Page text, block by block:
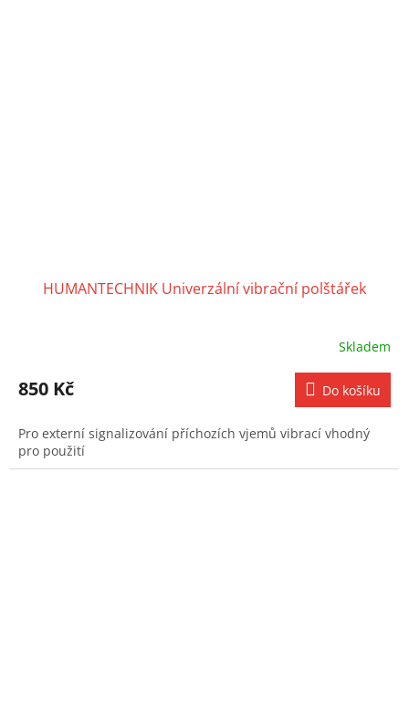
HUMANTECHNIK Univerzální vibrační polštářek
Skladem
850 Kč Do košíku
Pro externí signalizování příchozích vjemů vibrací vhodný
pro použití